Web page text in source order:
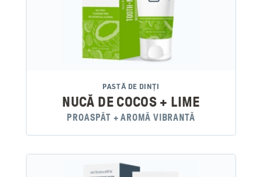
PASTĂ DE DINȚI
NUCĂ DE COCOS + LIME
PROASPĂT + AROMĂ VIBRANTĂ